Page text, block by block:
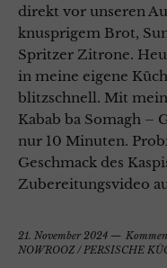
direkt vor unseren
knusprigem Brot,
Spritzer Zitrone.
in meine eigene
blitzschnell. Mit
Kabab ba Somagh –
nur 10 Minuten.
Geschmack des
Zubereitungsvideo
21. November 2024
NOWROOZ/ PERSISCHE